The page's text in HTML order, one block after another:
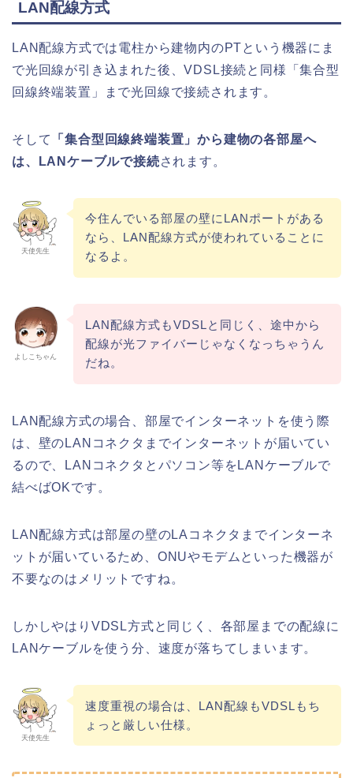
LAN配線方式
LAN配線方式では電柱から建物内のPTという機器にま
で光回線が引き込まれた後、VDSL接続と同様「集合型
回線終端装置」まで光回線で接続されます。
そして
「集合型回線終端装置」から建物の各部屋へ
は、LANケーブルで接続されます。
天使先生
今住んでいる部屋の壁にLANポートがある
なら、LAN配線方式が使われていることに
なるよ。
よしこちゃん
LAN配線方式もVDSLと同じく、途中から
配線が光ファイバーじゃなくなっちゃうん
だね。
LAN配線方式の場合、部屋でインターネットを使う際
は、壁のLANコネクタまでインターネットが届いてい
るので、LANコネクタとパソコン等をLANケーブルで
結べばOKです。
LAN配線方式は部屋の壁のLAコネクタまでインターネ
ットが届いているため、ONUやモデムといった機器が
不要なのはメリットですね。
しかしやはりVDSL方式と同じく、各部屋までの配線に
LANケーブルを使う分、速度が落ちてしまいます。
天使先生
速度重視の場合は、LAN配線もVDSLもち
ょっと厳しい仕様。